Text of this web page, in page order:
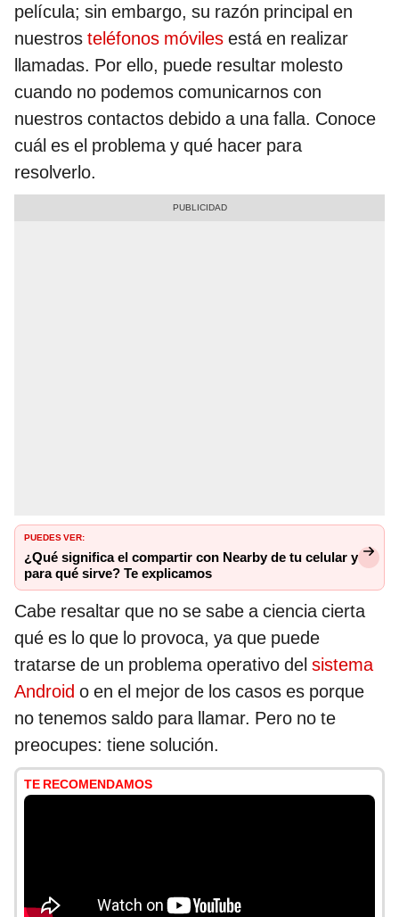
película; sin embargo, su razón principal en
nuestros teléfonos móviles está en realizar
llamadas. Por ello, puede resultar molesto
cuando no podemos comunicarnos con
nuestros contactos debido a una falla. Conoce
cuál es el problema y qué hacer para
resolverlo.
PUEDES VER:
¿Qué significa el compartir con Nearby de tu celular y
para qué sirve? Te explicamos
Cabe resaltar que no se sabe a ciencia cierta
qué es lo que lo provoca, ya que puede
tratarse de un problema operativo del sistema
Android o en el mejor de los casos es porque
no tenemos saldo para llamar. Pero no te
preocupes: tiene solución.
TE RECOMENDAMOS